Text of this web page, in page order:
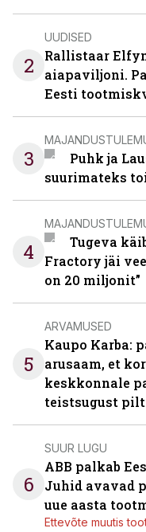
2
UUDISED
Rallistaar
aiapaviljoni.
Eesti
3
Puhk ja
suurimateks
4
Tugeva
Fractory jäi
on 20 miljonit”
5
ARVAMUSED
Kaupo Karba:
arusaam, et
keskkonnale
teistsugust
6
SUUR LUGU
ABB palkab
Juhid avavad
uue aasta
Ettevõte muutis